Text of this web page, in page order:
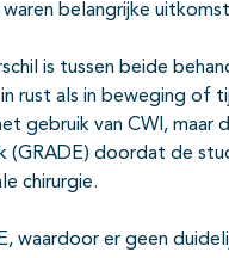
belangrijke
is tussen beide
rust als in beweging of
gebruik van CWI, maar
(GRADE) doordat de
chirurgie.
waardoor er geen